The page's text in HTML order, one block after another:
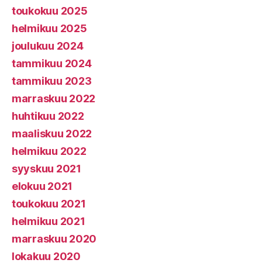
toukokuu 2025
helmikuu 2025
joulukuu 2024
tammikuu 2024
tammikuu 2023
marraskuu 2022
huhtikuu 2022
maaliskuu 2022
helmikuu 2022
syyskuu 2021
elokuu 2021
toukokuu 2021
helmikuu 2021
marraskuu 2020
lokakuu 2020